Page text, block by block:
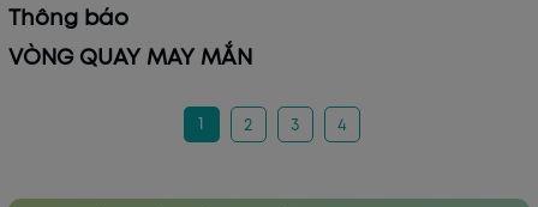
Thông báo
VÒNG QUAY MAY MẮN
1 2 3 4